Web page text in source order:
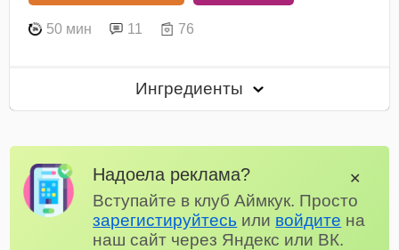
50 мин 11 76
Ингредиенты
Надоела реклама?
Вступайте в клуб Аймкук. Просто
зарегистируйтесь или войдите на
наш сайт через Яндекс или ВК.
✕